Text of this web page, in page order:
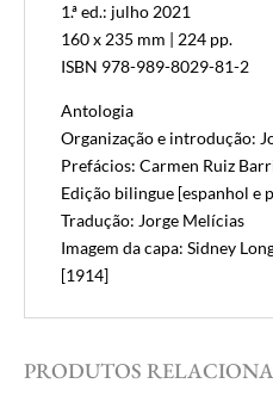
1.ª ed.: julho 2021
160 x 235 mm | 224 pp.
ISBN 978-989-8029-81-2
Antologia
Organização e introdução:
Prefácios: Carmen Ruiz
Edição bilingue [espanhol e
Tradução: Jorge Melícias
Imagem da capa: Sidney
[1914]
PRODUTOS